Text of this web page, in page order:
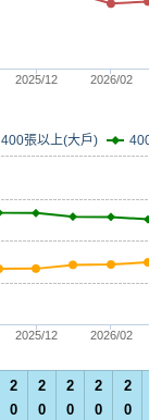
2025/12 2026/02
400張以上(大戶)
2025/12 2026/02
2
0
2
0
2
0
2
0
2
0